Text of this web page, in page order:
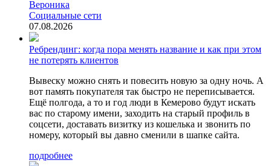
Вероника
Социальные сети
07.08.2026
Ребрендинг: когда пора менять название и как при этом
не потерять клиентов
Вывеску можно снять и повесить новую за одну ночь. А
вот память покупателя так быстро не переписывается.
Ещё полгода, а то и год люди в Кемерово будут искать
вас по старому имени, заходить на старый профиль в
соцсети, доставать визитку из кошелька и звонить по
номеру, который вы давно сменили в шапке сайта.
подробнее